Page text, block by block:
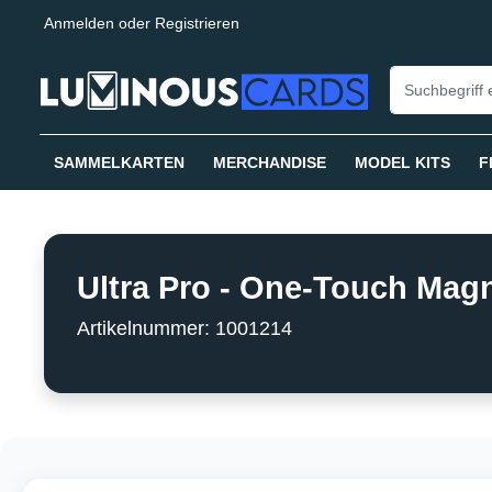
Zur Hauptnavigation springen
Anmelden oder Registrieren
SAMMELKARTEN MERCHANDISE MODEL KITS
Ultra Pro - One-Touch
Artikelnummer: 1001214